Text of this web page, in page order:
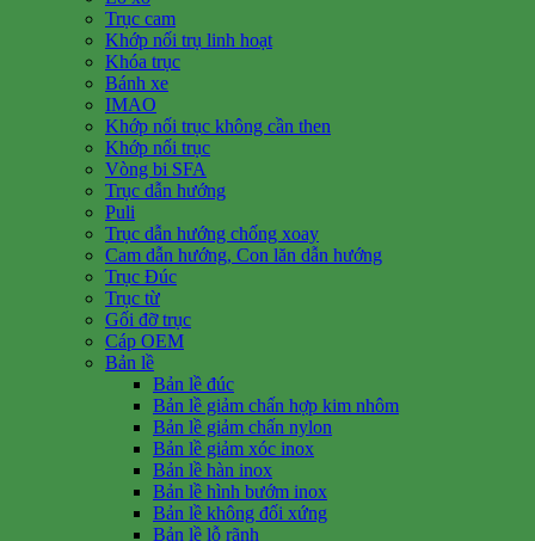
Trục cam
Khớp nối trụ linh hoạt
Khóa trục
Bánh xe
IMAO
Khớp nối trục không cần then
Khớp nối trục
Vòng bi SFA
Trục dẫn hướng
Puli
Trục dẫn hướng chống xoay
Cam dẫn hướng, Con lăn dẫn hướng
Trục Đúc
Trục từ
Gối đỡ trục
Cáp OEM
Bản lề
Bản lề đúc
Bản lề giảm chấn hợp kim nhôm
Bản lề giảm chấn nylon
Bản lề giảm xóc inox
Bản lề hàn inox
Bản lề hình bướm inox
Bản lề không đối xứng
Bản lề lỗ rãnh